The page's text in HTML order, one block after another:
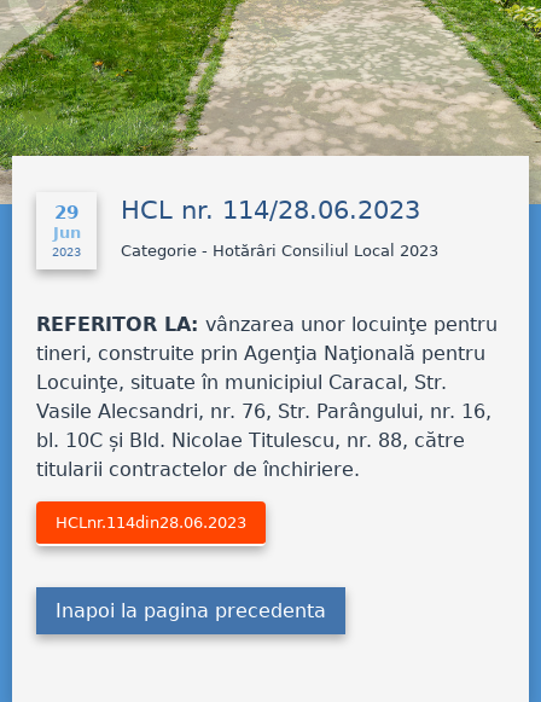
29
Jun
2023
HCL nr. 114/28.06.2023
Categorie - Hotărâri Consiliul Local 2023
REFERITOR LA: vânzarea unor locuinţe pentru
tineri, construite prin Agenţia Naţională pentru
Locuinţe, situate în municipiul Caracal, Str.
Vasile Alecsandri, nr. 76, Str. Parângului, nr. 16,
bl. 10C și Bld. Nicolae Titulescu, nr. 88, către
titularii contractelor de închiriere.
HCLnr.114din28.06.2023
Inapoi la pagina precedenta